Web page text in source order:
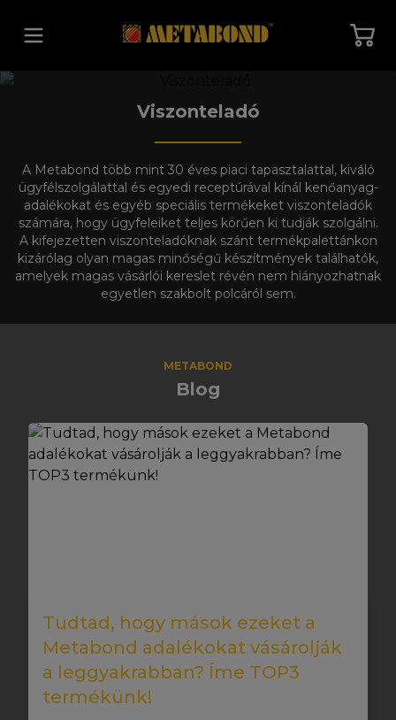
Viszonteladó
A Metabond több mint 30 éves piaci tapasztalattal, kiváló
ügyfélszolgálattal és egyedi receptúrával kínál kenőanyag-
adalékokat és egyéb speciális termékeket viszonteladók
számára, hogy ügyfeleiket teljes körűen ki tudják szolgálni.
A kifejezetten viszonteladóknak szánt termékpalettánkon
kizárólag olyan magas minőségű készítmények találhatók,
amelyek magas vásárlói kereslet révén nem hiányozhatnak
egyetlen szakbolt polcáról sem.
METABOND
Blog
Tudtad, hogy mások ezeket a
Metabond adalékokat vásárolják
a leggyakrabban? Íme TOP3
termékünk!